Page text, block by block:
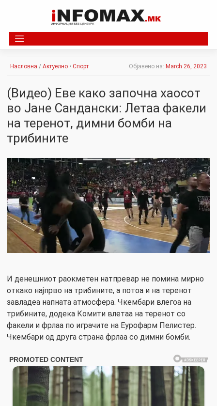
Насловна / Актуелно • Спорт Објавено на: March 26, 2023
(Видео) Еве како започна хаосот
во Јане Сандански: Летаа факели
на теренот, димни бомби на
трибините
И денешниот раокметен натпревар не помина мирно
откако најпрво на трибините, а потоа и на теренот
завладеа напната атмосфера. Чкембари влегоа на
трибините, додека Комити влетаа на теренот со
факели и фрлаа по играчите на Еурофарм Пелистер.
Чкембари од друга страна фрлаа со димни бомби.